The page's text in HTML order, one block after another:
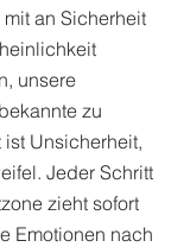
an Sicherheit
unsere
zu
Unsicherheit,
Jeder Schritt
zieht sofort
Emotionen nach